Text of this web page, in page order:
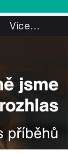
Více…